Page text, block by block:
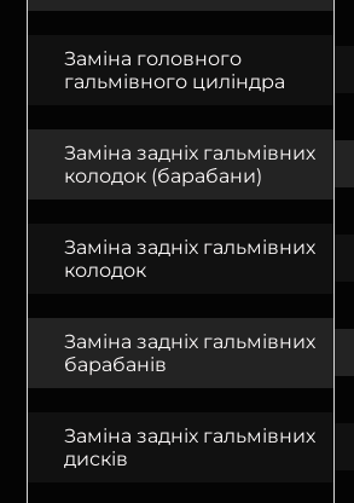
Заміна головного
гальмівного циліндра
Заміна задніх гальмівних
колодок (барабани)
Заміна задніх гальмівних
колодок
Заміна задніх гальмівних
барабанів
Заміна задніх гальмівних
дисків